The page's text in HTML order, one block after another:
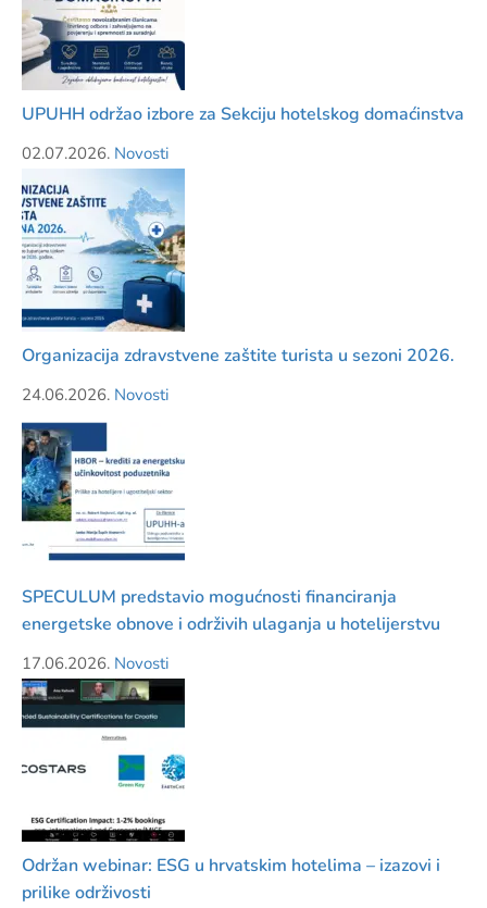
UPUHH održao izbore za Sekciju hotelskog domaćinstva
02.07.2026. Novosti
Organizacija zdravstvene zaštite turista u sezoni 2026.
24.06.2026. Novosti
SPECULUM predstavio mogućnosti financiranja
energetske obnove i održivih ulaganja u hotelijerstvu
17.06.2026. Novosti
Održan webinar: ESG u hrvatskim hotelima – izazovi i
prilike održivosti